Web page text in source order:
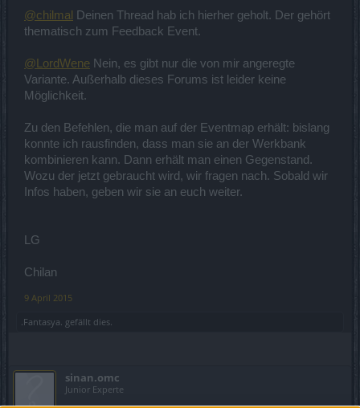
@chilmal
Deinen Thread hab ich hierher geholt. Der gehört
thematisch zum Feedback Event.
@LordWene Nein, es gibt nur die von mir angeregte
Variante. Außerhalb dieses Forums ist leider keine
Möglichkeit.
Zu den Befehlen, die man auf der Eventmap erhält: bislang
konnte ich rausfinden, dass man sie an der Werkbank
kombinieren kann. Dann erhält man einen Gegenstand.
Wozu der jetzt gebraucht wird, wir fragen nach. Sobald wir
Infos haben, geben wir sie an euch weiter.
LG
Chilan
9 April 2015
.Fantasya. gefällt dies.
sinan.omc
Junior Experte